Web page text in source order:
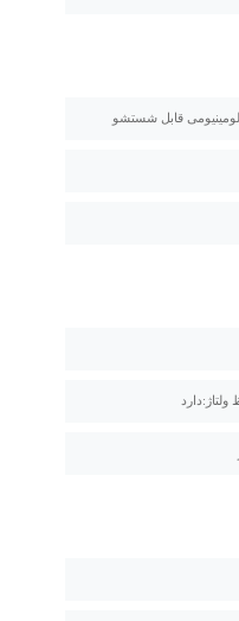
آلومینیومی قابل شستشو